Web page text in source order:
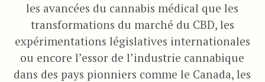
les avancées du cannabis médical que les
transformations du marché du CBD, les
expérimentations législatives internationales
ou encore l’essor de l’industrie cannabique
dans des pays pionniers comme le Canada, les